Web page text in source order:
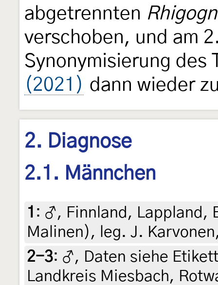
abgetrennten
verschoben, und am
Synonymisierung des
(2021) dann wieder
2. Diagnose
2.1. Männchen
1 : ♂, Finnland, Lappland,
Malinen), leg. J.
2-3: ♂, Daten siehe
Landkreis Miesbach,